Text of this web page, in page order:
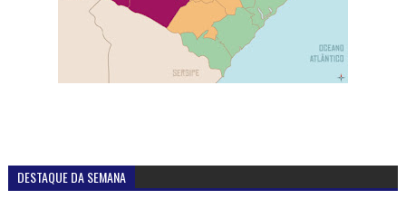
DESTAQUE DA SEMANA